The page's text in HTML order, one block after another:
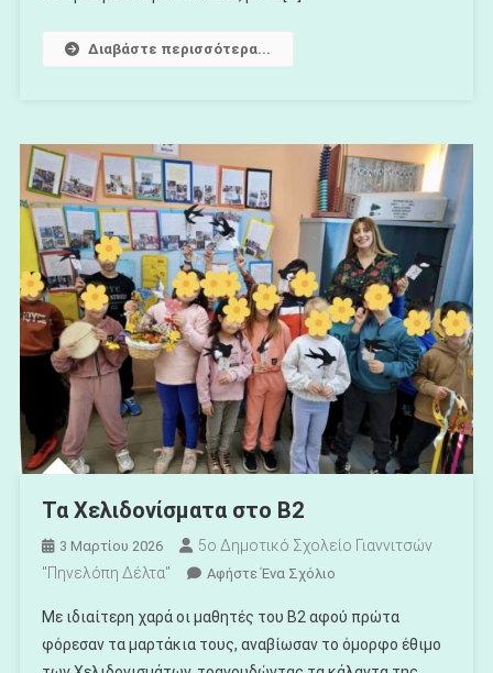
Διαβάστε περισσότερα...
Τα Χελιδονίσματα στο Β2
3 Μαρτίου 2026
5ο Δημοτικό Σχολείο Γιαννιτσών
"Πηνελόπη Δέλτα"
Αφήστε Ένα ΣχόλιοΓια
Τα
Χελιδονίσματα
Με ιδιαίτερη χαρά οι μαθητές του Β2 αφού πρώτα
φόρεσαν τα μαρτάκια τους, αναβίωσαν το όμορφο έθιμο